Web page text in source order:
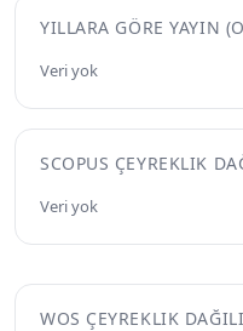
YILLARA GÖRE YAYIN
Veri yok
SCOPUS ÇEYREKLIK
Veri yok
WOS ÇEYREKLIK